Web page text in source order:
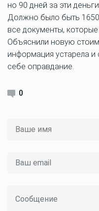
но 90 дней за эти
Должно было быть
все документы,
Объяснили новую
информация устарела и
себе оправдание.
0